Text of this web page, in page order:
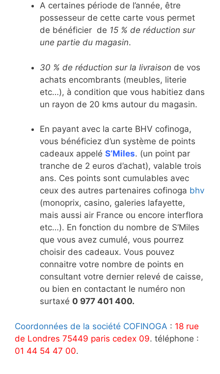
A certaines période de l’année, être
possesseur de cette carte vous permet
de bénéficier de 15 % de réduction sur
une partie du magasin.
30 % de réduction sur la livraison de vos
achats encombrants (meubles, literie
etc…), à condition que vous habitiez dans
un rayon de 20 kms autour du magasin.
En payant avec la carte BHV cofinoga,
vous bénéficiez d’un système de points
cadeaux appelé S’Miles. (un point par
tranche de 2 euros d’achat), valable trois
ans. Ces points sont cumulables avec
ceux des autres partenaires cofinoga bhv
(monoprix, casino, galeries lafayette,
mais aussi air France ou encore interflora
etc…). En fonction du nombre de S’Miles
que vous avez cumulé, vous pourrez
choisir des cadeaux. Vous pouvez
connaitre votre nombre de points en
consultant votre dernier relevé de caisse,
ou bien en contactant le numéro non
surtaxé 0 977 401 400.
Coordonnées de la société COFINOGA : 18 rue
de Londres 75449 paris cedex 09. téléphone :
01 44 54 47 00.